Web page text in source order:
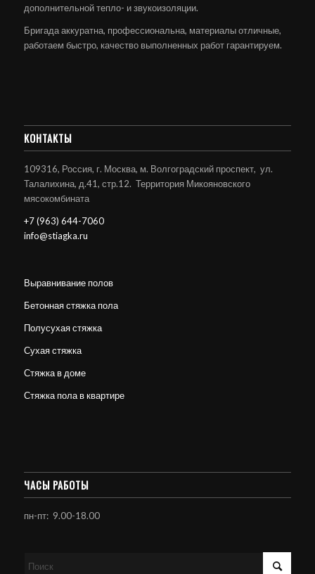
дополнительной тепло- и звукоизоляции.
Бригада аккуратна, профессиональна, материалы отличные,
работаем быстро, качество выполненных работ гарантируем.
КОНТАКТЫ
109316, Россия, г. Москва, м. Волгоградский проспект, ул.
Талалихина, д.41, стр.12. Территория Микояновского
мясокомбината
+7 (963) 644-7060
info@stiagka.ru
Выравнивание полов
Бетонная стяжка пола
Полусухая стяжка
Сухая стяжка
Стяжка в доме
Стяжка пола в квартире
ЧАСЫ РАБОТЫ
пн-пт: 9.00-18.00